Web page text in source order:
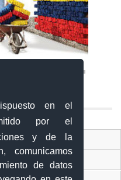
en el
por el
y de la
comunicamos
de datos
Virtual
Exterior